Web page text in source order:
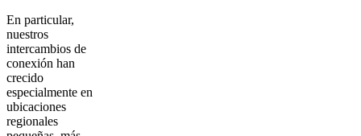
En particular,
nuestros
intercambios de
conexión han
crecido
especialmente en
ubicaciones
regionales